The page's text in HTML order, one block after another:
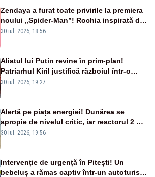
Zendaya a furat toate privirile la premiera
noului „Spider-Man”! Rochia inspirată de
pânza de păianjen a făcut senzație
30 iul. 2026, 18:56
Aliatul lui Putin revine în prim-plan!
Patriarhul Kiril justifică războiul într-o
nouă carte
30 iul. 2026, 19:27
Alertă pe piața energiei! Dunărea se
apropie de nivelul critic, iar reactorul 2 de
la Cernavodă ar putea fi oprit
30 iul. 2026, 19:56
Intervenție de urgență în Pitești! Un
bebeluș a rămas captiv într-un autoturism